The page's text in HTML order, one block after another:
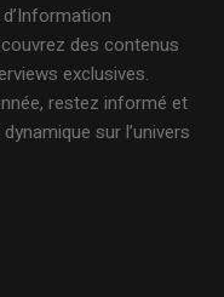
des contenus
exclusives.
restez informé et
sur l’univers